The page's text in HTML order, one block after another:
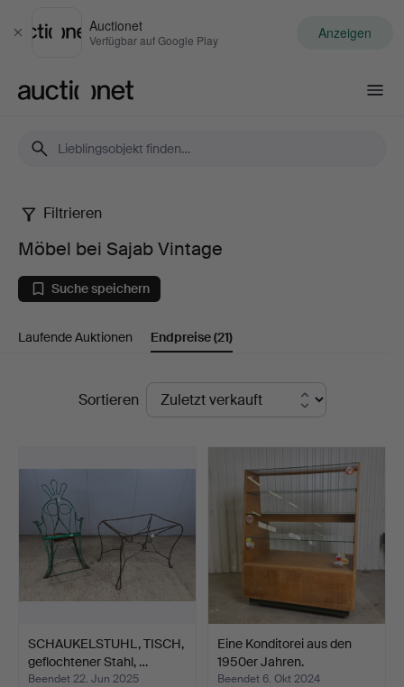
Schließen
Auctionet
Verfügbar auf Google Play Anzeigen
Möbel
bei
Sajab
Vintage
Filtrieren
Möbel bei Sajab Vintage
Suche speichern
Laufende Auktionen Endpreise(21)
EndpreiseSortieren
SCHAUKELSTUHL, TISCH,
geflochtener Stahl, …
Beendet 22. Jun 2025
Eine Konditorei aus den
1950er Jahren.
Beendet 6. Okt 2024